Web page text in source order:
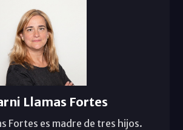
Llamas Fortes
Fortes es madre de tres hijos.